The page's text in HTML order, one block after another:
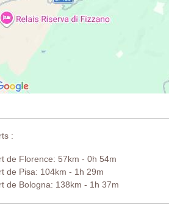
:
de Florence: 57km - 0h 54m
de Pisa: 104km - 1h 29m
de Bologna: 138km - 1h 37m